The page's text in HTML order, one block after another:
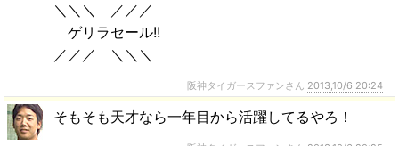
＼＼＼ ／／／
ゲリラセール!!
／／／ ＼＼＼
阪神タイガースファンさん 2013,10/6 20:24
そもそも天才なら一年目から活躍してるやろ！